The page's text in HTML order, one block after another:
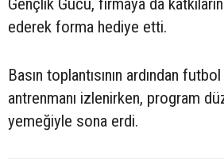
Gençlik Gücü, firmaya da
ederek forma hediye etti.
Basın toplantısının ardından futbol
antrenmanı izlenirken, program
yemeğiyle sona erdi.